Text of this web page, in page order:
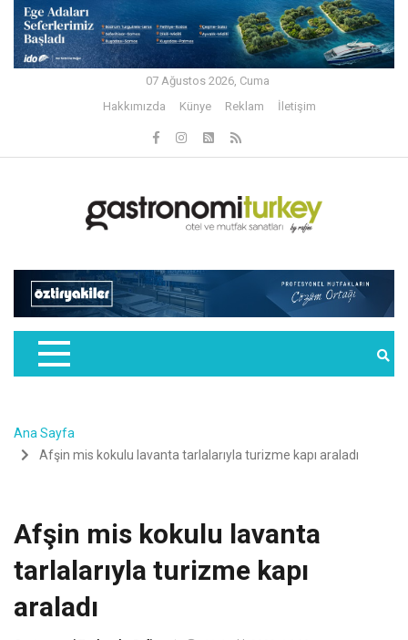
07 Ağustos 2026, Cuma
Hakkımızda
Künye Reklam İletişim
Ana Sayfa
Afşin mis kokulu lavanta tarlalarıyla turizme kapı araladı
Afşin mis kokulu lavanta
tarlalarıyla turizme kapı
araladı